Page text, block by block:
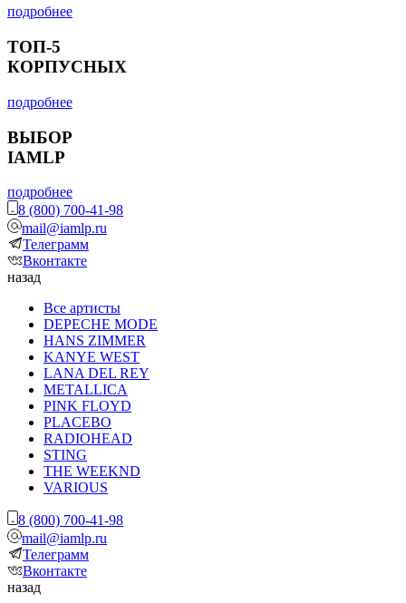
подробнее
ТОП-5
КОРПУСНЫХ
подробнее
ВЫБОР
IAMLP
подробнее
8 (800) 700-41-98
mail@iamlp.ru
Телеграмм
Вконтакте
назад
Все артисты
DEPECHE MODE
HANS ZIMMER
KANYE WEST
LANA DEL REY
METALLICA
PINK FLOYD
PLACEBO
RADIOHEAD
STING
THE WEEKND
VARIOUS
8 (800) 700-41-98
mail@iamlp.ru
Телеграмм
Вконтакте
назад